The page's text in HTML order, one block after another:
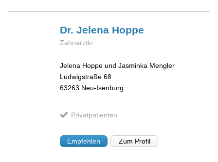
Dr. Jelena Hoppe
Zahnärztin
Jelena Hoppe und Jasminka Mengler
Ludwigstraße 68
63263 Neu-Isenburg
Privatpatienten
Empfehlen Zum Profil